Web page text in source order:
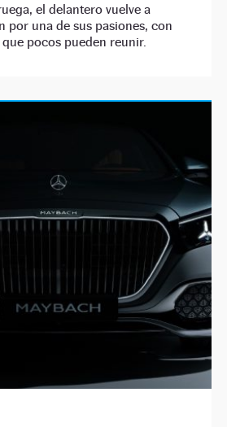
el delantero vuelve a
por una de sus pasiones, con
pocos pueden reunir.